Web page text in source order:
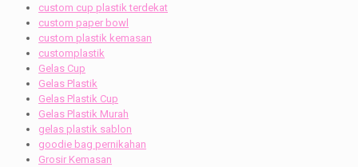
custom cup plastik terdekat
custom paper bowl
custom plastik kemasan
customplastik
Gelas Cup
Gelas Plastik
Gelas Plastik Cup
Gelas Plastik Murah
gelas plastik sablon
goodie bag pernikahan
Grosir Kemasan